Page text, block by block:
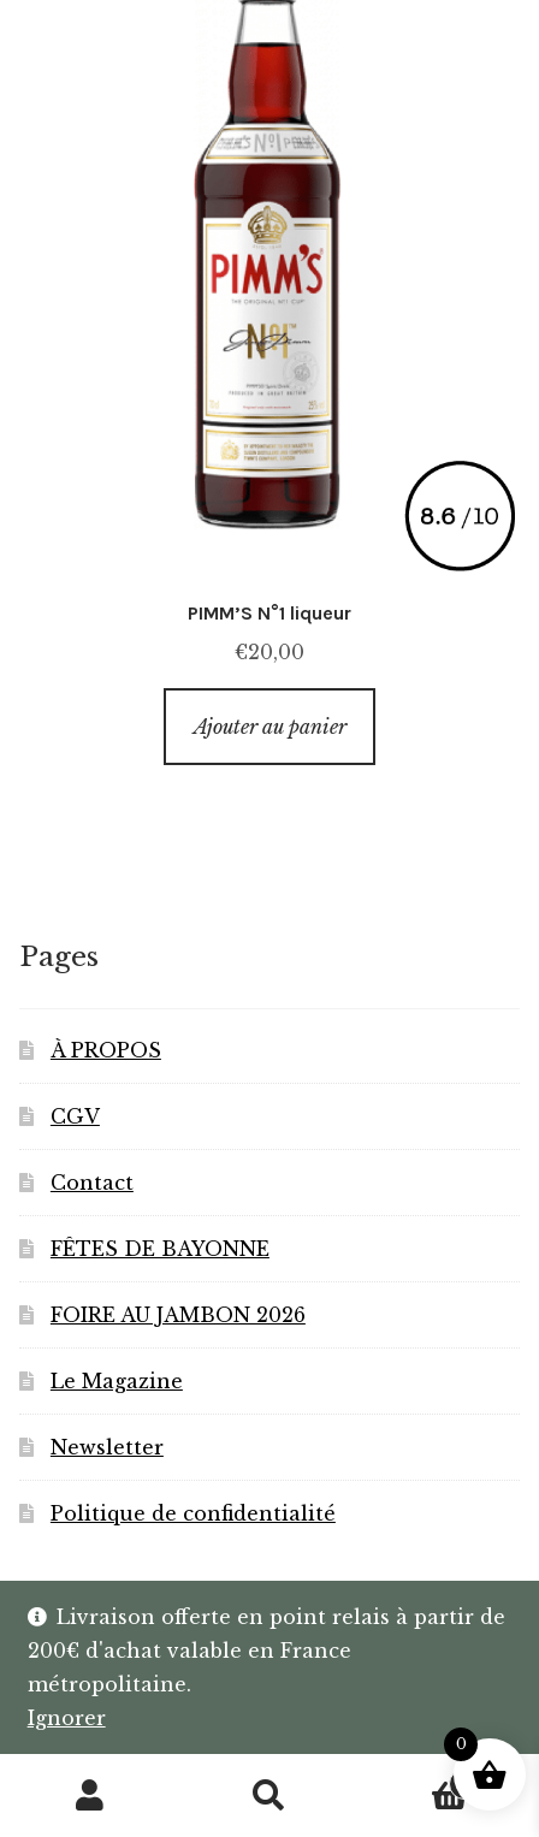
Livraison offerte en point relais à partir de
200€ d'achat valable en France
métropolitaine.
Ignorer
PIMM’S N°1 liqueur
€20,00
Ajouter au panier
Pages
À PROPOS
CGV
Contact
FÊTES DE BAYONNE
FOIRE AU JAMBON 2026
Le Magazine
Newsletter
Politique de confidentialité
© HANNIBAL | CAVISTE À BAYONNE |
SPIRITUEUX & BOX SUR MESURE
Recherche
Recherche
0